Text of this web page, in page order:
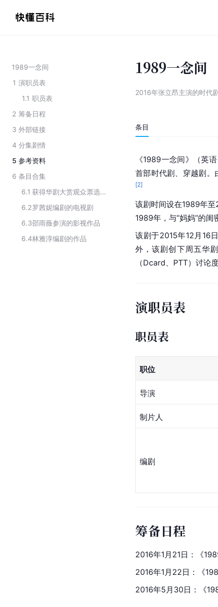
1989一念间
1 演职员表
1.1 职员表
2 筹备日程
3 外部链接
4 分集剧情
5 参考资料
6 条目合集
6.1
获得华剧大赏观众票选最受欢迎戏剧奖名单
6.2罗茜妮编剧的电视剧
6.3邵雨薇参演的影视作品
6.4林雅淳编剧的作品
1989一念间
2016年张立昂主演的时代
条目
《1989一念间》（英
首部时代剧、穿越剧。
[2]
该剧时间设在1989年
1989年，与“妈妈”的闺
该剧于2015年12月16
外，该剧创下周五华
（Dcard、PTT）讨论
演职员表
职员表
职位
导演
制片人
编剧
筹备日程
2016年1月21日：《
2016年1月22日：《
2016年5月30日：《